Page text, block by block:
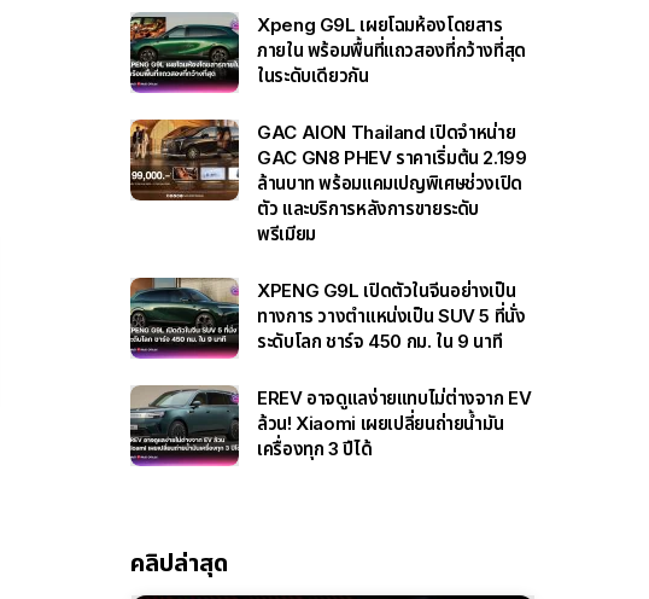
Xpeng G9L เผยโฉมห้องโดยสาร
ภายใน พร้อมพื้นที่แถวสองที่กว้างที่สุด
ในระดับเดียวกัน
GAC AION Thailand เปิดจำหน่าย
GAC GN8 PHEV ราคาเริ่มต้น 2.199
ล้านบาท พร้อมแคมเปญพิเศษช่วงเปิด
ตัว และบริการหลังการขายระดับ
พรีเมียม
XPENG G9L เปิดตัวในจีนอย่างเป็น
ทางการ วางตำแหน่งเป็น SUV 5 ที่นั่ง
ระดับโลก ชาร์จ 450 กม. ใน 9 นาที
EREV อาจดูแลง่ายแทบไม่ต่างจาก EV
ล้วน! Xiaomi เผยเปลี่ยนถ่ายน้ำมัน
เครื่องทุก 3 ปีได้
คลิปล่าสุด